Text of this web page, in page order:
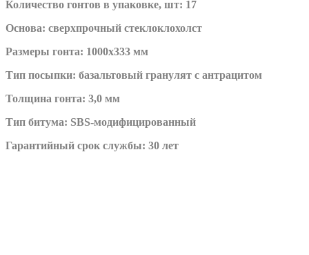
Количество гонтов в упаковке, шт: 17
Основа: сверхпрочный стеклоклохолст
Размеры гонта: 1000х333 мм
Тип посыпки: базальтовый гранулят с антрацитом
Толщина гонта: 3,0 мм
Тип битума: SBS-модифицированный
Гарантийный срок службы: 30 лет